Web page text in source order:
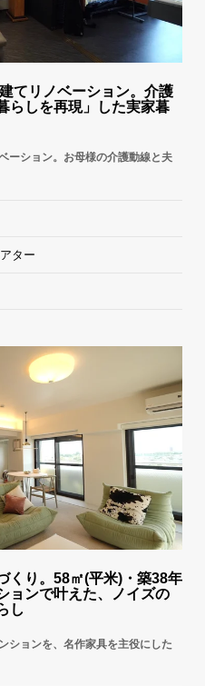
てリノベーション。介護
らしを再現」した実家暮
ーション。お母様の介護動線と夫
ター
くり。58㎡(平米)・築38年
ョンで叶えた、ノイズの
し
ションを、名作家具を主役にした